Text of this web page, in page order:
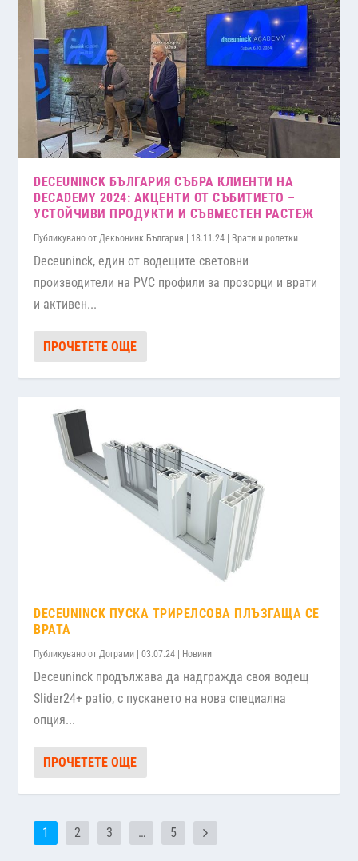
DECEUNINCK БЪЛГАРИЯ СЪБРА КЛИЕНТИ НА
DECADEMY 2024: АКЦЕНТИ ОТ СЪБИТИЕТО –
УСТОЙЧИВИ ПРОДУКТИ И СЪВМЕСТЕН РАСТЕЖ
Публикувано от Декьонинк България | 18.11.24 | Врати и ролетки
Deceuninck, един от водещите световни
производители на PVC профили за прозорци и врати
и активен...
ПРОЧЕТЕТЕ ОЩЕ
DECEUNINCK ПУСКА ТРИРЕЛСОВА ПЛЪЗГАЩА СЕ
ВРАТА
Публикувано отДограми |03.07.24 Новини
Deceuninck продължава да надгражда своя водещ
Slider24+ patio, с пускането на нова специална
опция...
ПРОЧЕТЕТЕ ОЩЕ
1 2 3 … 5